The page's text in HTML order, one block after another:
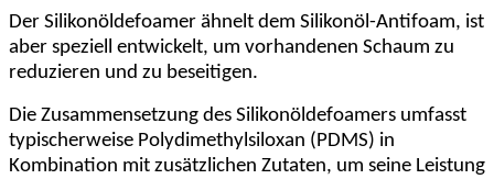
Der Silikonöldefoamer ähnelt dem Silikonöl-Antifoam, ist
aber speziell entwickelt, um vorhandenen Schaum zu
reduzieren und zu beseitigen.
Die Zusammensetzung des Silikonöldefoamers umfasst
typischerweise Polydimethylsiloxan (PDMS) in
Kombination mit zusätzlichen Zutaten, um seine Leistung